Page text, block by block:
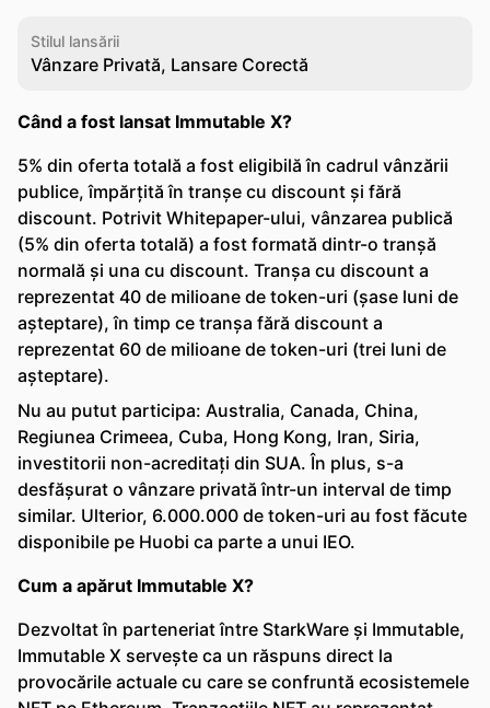
Stilul lansării
Vânzare Privată, Lansare Corectă
Când a fost lansat Immutable X?
5% din oferta totală a fost eligibilă în cadrul vânzării
publice, împărțită în tranșe cu discount și fără
discount. Potrivit Whitepaper-ului, vânzarea publică
(5% din oferta totală) a fost formată dintr-o tranșă
normală și una cu discount. Tranșa cu discount a
reprezentat 40 de milioane de token-uri (șase luni de
așteptare), în timp ce tranșa fără discount a
reprezentat 60 de milioane de token-uri (trei luni de
așteptare).
Nu au putut participa: Australia, Canada, China,
Regiunea Crimeea, Cuba, Hong Kong, Iran, Siria,
investitorii non-acreditați din SUA. În plus, s-a
desfășurat o vânzare privată într-un interval de timp
similar. Ulterior, 6.000.000 de token-uri au fost făcute
disponibile pe Huobi ca parte a unui IEO.
Cum a apărut Immutable X?
Dezvoltat în parteneriat între StarkWare și Immutable,
Immutable X servește ca un răspuns direct la
provocările actuale cu care se confruntă ecosistemele